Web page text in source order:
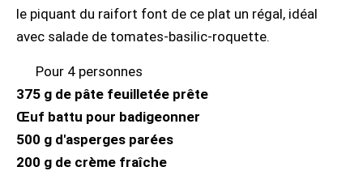
le piquant du raifort font de ce plat un régal, idéal
avec salade de tomates-basilic-roquette.
Pour 4 personnes
375 g de pâte feuilletée prête
Œuf battu pour badigeonner
500 g d'asperges parées
200 g de crème fraîche